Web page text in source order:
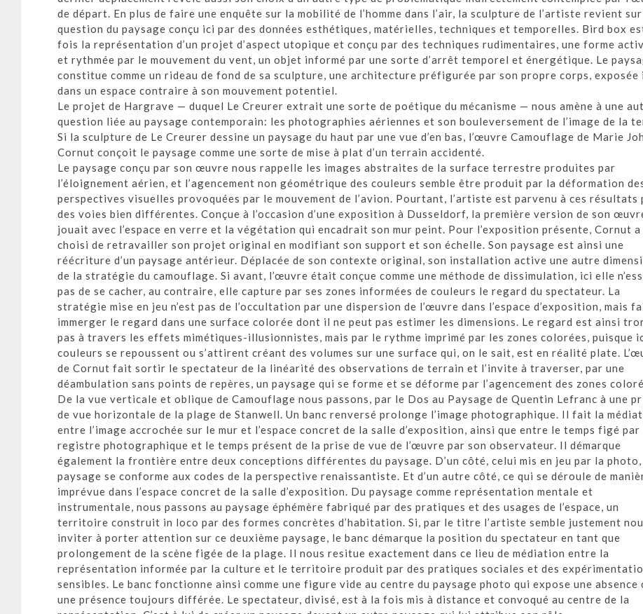
de départ. En plus de faire une enquête sur la mobilité de l’homme dans l’air, la sculpture de l’artiste revient
question du paysage conçu ici par des données esthétiques, matérielles, techniques et temporelles. Bird box
fois la représentation d’un projet d’aspect utopique et conçu par des techniques rudimentaires, une forme
et rythmée par le mouvement du vent, un objet informé par une sorte d’arrêt temporel et énergétique. Le
constitue comme un rideau de fond de sa sculpture, une architecture préfigurée par son propre corps, exposée
dans un espace contraire à son mouvement potentiel.
Le projet de Hargrave — duquel Le Creurer extrait une sorte de poétique du mécanisme — nous amène à une
question liée au paysage contemporain: les photographies aériennes et son bouleversement de l’image de la
Si la sculpture de Le Creurer dessine un paysage du haut par une vue d’en bas, l’œuvre Camouflage de Marie
Cornut conçoit le paysage comme une sorte de mise à plat d’un terrain accidenté.
Le paysage conçu par son œuvre nous rappelle les images abstraites de la surface terrestre produites par
l’éloignement aérien, et l’agencement non géométrique des couleurs semble être produit par la déformation
perspectives visuelles provoquées par le mouvement de l’avion. Pourtant, l’artiste est parvenu à ces résultats
des voies bien différentes. Conçue à l’occasion d’une exposition à Dusseldorf, la première version de son
jouait avec l’espace en verre et la végétation qui encadrait son mur peint. Pour l’exposition présente, Cornut a
choisi de retravailler son projet original en modifiant son support et son échelle. Son paysage est ainsi une
réécriture d’un paysage antérieur. Déplacée de son contexte original, son installation active une autre
de la stratégie du camouflage. Si avant, l’œuvre était conçue comme une méthode de dissimulation, ici elle
pas de se cacher, au contraire, elle capture par ses zones informées de couleurs le regard du spectateur. La
stratégie mise en jeu n’est pas de l’occultation par une dispersion de l’œuvre dans l’espace d’exposition, mais
immerger le regard dans une surface colorée dont il ne peut pas estimer les dimensions. Le regard est ainsi
pas à travers les effets mimétiques-illusionnistes, mais par le rythme imprimé par les zones colorées, puisque
couleurs se repoussent ou s’attirent créant des volumes sur une surface qui, on le sait, est en réalité plate.
de Cornut fait sortir le spectateur de la linéarité des observations de terrain et l’invite à traverser, par une
déambulation sans points de repères, un paysage qui se forme et se déforme par l’agencement des zones
De la vue verticale et oblique de Camouflage nous passons, par le Dos au Paysage de Quentin Lefranc à une
de vue horizontale de la plage de Stanwell. Un banc renversé prolonge l’image photographique. Il fait la
entre l’image accrochée sur le mur et l’espace concret de la salle d’exposition, ainsi que entre le temps figé par
registre photographique et le temps présent de la prise de vue de l’œuvre par son observateur. Il démarque
également la frontière entre deux conceptions différentes du paysage. D’un côté, celui mis en jeu par la
paysage se conforme aux codes de la perspective renaissantiste. Et d’un autre côté, ce qui se déroule de
imprévue dans l’espace concret de la salle d’exposition. Du paysage comme représentation mentale et
instrumentale, nous passons au paysage éphémère fabriqué par des pratiques et des usages de l’espace, un
territoire construit in loco par des formes concrètes d’habitation. Si, par le titre l’artiste semble justement
inviter à porter attention sur ce deuxième paysage, le banc démarque la position du spectateur en tant que
prolongement de la scène figée de la plage. Il nous resitue exactement dans ce lieu de médiation entre la
représentation informée par la culture et le territoire produit par des pratiques sociales et des
sensibles. Le banc fonctionne ainsi comme une figure vide au centre du paysage photo qui expose une absence
une présence toujours différée. Le spectateur, divisé, est à la fois mis à distance et convoqué au centre de la